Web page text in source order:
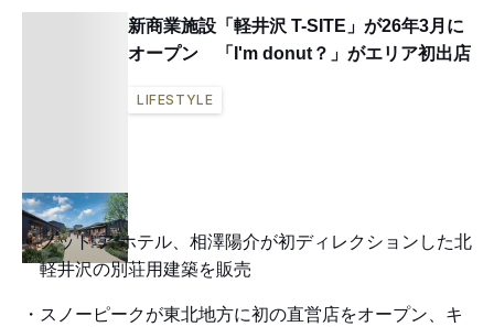
新商業施設「軽井沢 T-SITE」が26年3月に
オープン 「I'm donut？」がエリア初出店
LIFESTYLE
ノット ア ホテル、相澤陽介が初ディレクションした北
軽井沢の別荘用建築を販売
スノーピークが東北地方に初の直営店をオープン、キ